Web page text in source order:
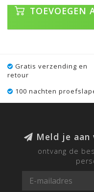
TOEVOEGEN
Gratis verzending en
retour
100 nachten
Meld je
ontvang de